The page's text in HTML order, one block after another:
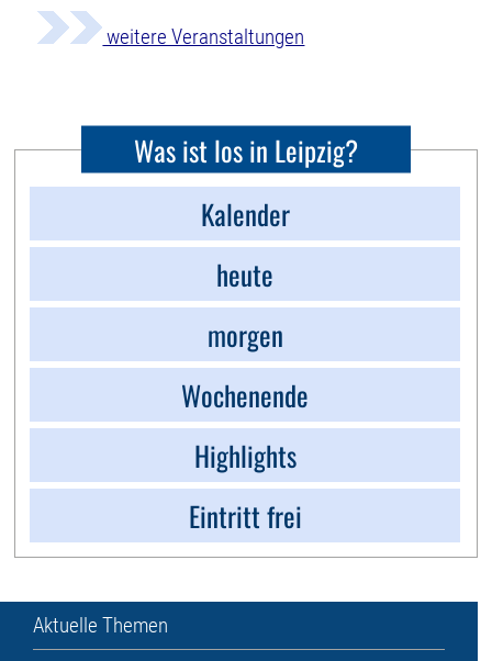
weitere Veranstaltungen
Was ist los in Leipzig?
Kalender
heute
morgen
Wochenende
Highlights
Eintritt frei
Aktuelle Themen